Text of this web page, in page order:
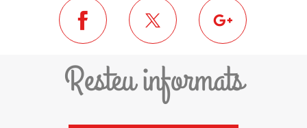
Resteu informats